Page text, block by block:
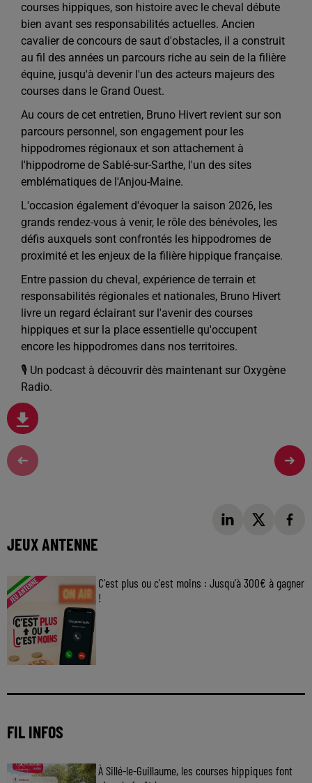
courses hippiques, son histoire avec le cheval débute
bien avant ses responsabilités actuelles. Ancien
cavalier de concours de saut d'obstacles, il a construit
au fil des années un parcours riche au sein de la filière
équine, jusqu'à devenir l'un des acteurs majeurs des
courses dans le Grand Ouest.
Au cours de cet entretien, Bruno Hivert revient sur son
parcours personnel, son engagement pour les
hippodromes régionaux et son attachement à
l'hippodrome de Sablé-sur-Sarthe, l'un des sites
emblématiques de l'Anjou-Maine.
L'occasion également d'évoquer la saison 2026, les
grands rendez-vous à venir, le rôle des bénévoles, les
défis auxquels sont confrontés les hippodromes de
proximité et les enjeux de la filière hippique française.
Entre passion du cheval, expérience de terrain et
responsabilités régionales et nationales, Bruno Hivert
livre un regard éclairant sur l'avenir des courses
hippiques et sur la place essentielle qu'occupent
encore les hippodromes dans nos territoires.
🎙️ Un podcast à découvrir dès maintenant sur Oxygène
Radio.
JEUX ANTENNE
C'est plus ou c'est moins : Jusqu'à 300€ à gagner
!
FIL INFOS
À Sillé-le-Guillaume, les courses hippiques font